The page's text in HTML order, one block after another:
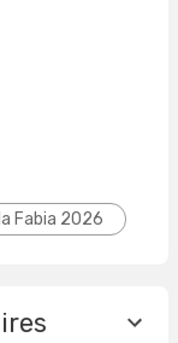
Fabia 2026